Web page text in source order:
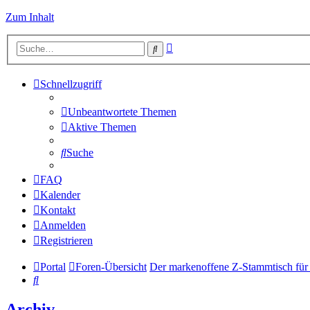
Zum Inhalt
Suche
Schnellzugriff
Unbeantwortete Themen
Aktive Themen
Suche
FAQ
Kalender
Kontakt
Anmelden
Registrieren
Portal Foren-Übersicht Der markenoffene Z-Stammtisch
Suche